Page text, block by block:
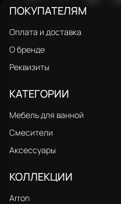
ПОКУПАТЕЛЯМ
Оплата и доставка
О бренде
Реквизиты
КАТЕГОРИИ
Мебель для ванной
Смесители
Аксессуары
КОЛЛЕКЦИИ
Arron